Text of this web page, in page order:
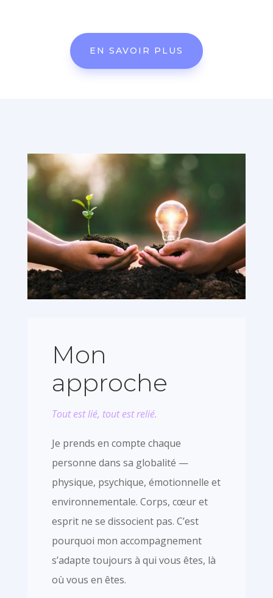
EN SAVOIR PLUS
Mon
approche
Tout est lié, tout est relié.
Je prends en compte chaque
personne dans sa globalité —
physique, psychique, émotionnelle et
environnementale. Corps, cœur et
esprit ne se dissocient pas. C’est
pourquoi mon accompagnement
s’adapte toujours à qui vous êtes, là
où vous en êtes.